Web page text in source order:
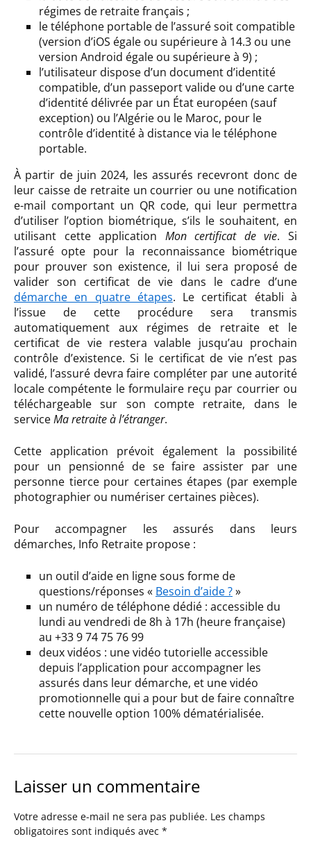
régimes de retraite français ;
le téléphone portable de l’assuré soit compatible
(version d’iOS égale ou supérieure à 14.3 ou une
version Android égale ou supérieure à 9) ;
l’utilisateur dispose d’un document d’identité
compatible, d’un passeport valide ou d’une carte
d’identité délivrée par un État européen (sauf
exception) ou l’Algérie ou le Maroc, pour le
contrôle d’identité à distance via le téléphone
portable.
À partir de juin 2024, les assurés recevront donc de
leur caisse de retraite un courrier ou une notification
e-mail comportant un QR code, qui leur permettra
d’utiliser l’option biométrique, s’ils le souhaitent, en
utilisant cette application Mon certificat de vie. Si
l’assuré opte pour la reconnaissance biométrique
pour prouver son existence, il lui sera proposé de
valider son certificat de vie dans le cadre d’une
démarche en quatre étapes. Le certificat établi à
l’issue de cette procédure sera transmis
automatiquement aux régimes de retraite et le
certificat de vie restera valable jusqu’au prochain
contrôle d’existence. Si le certificat de vie n’est pas
validé, l’assuré devra faire compléter par une autorité
locale compétente le formulaire reçu par courrier ou
téléchargeable sur son compte retraite, dans le
serviceMa retraite à l’étranger.
Cette application prévoit également la possibilité
pour un pensionné de se faire assister par une
personne tierce pour certaines étapes (par exemple
photographier ou numériser certaines pièces).
Pour accompagner les assurés dans leurs
démarches, Info Retraite propose :
un outil d’aide en ligne sous forme de
questions/réponses « Besoin d’aide ?»
un numéro de téléphone dédié : accessible du
lundi au vendredi de 8h à 17h (heure française)
au +33 9 74 75 76 99
deux vidéos : une vidéo tutorielle accessible
depuis l’application pour accompagner les
assurés dans leur démarche, et une vidéo
promotionnelle qui a pour but de faire connaître
cette nouvelle option 100% dématérialisée.
Laisser un commentaire
Votre adresse e-mail ne sera pas publiée. Les champs
obligatoires sont indiqués avec *